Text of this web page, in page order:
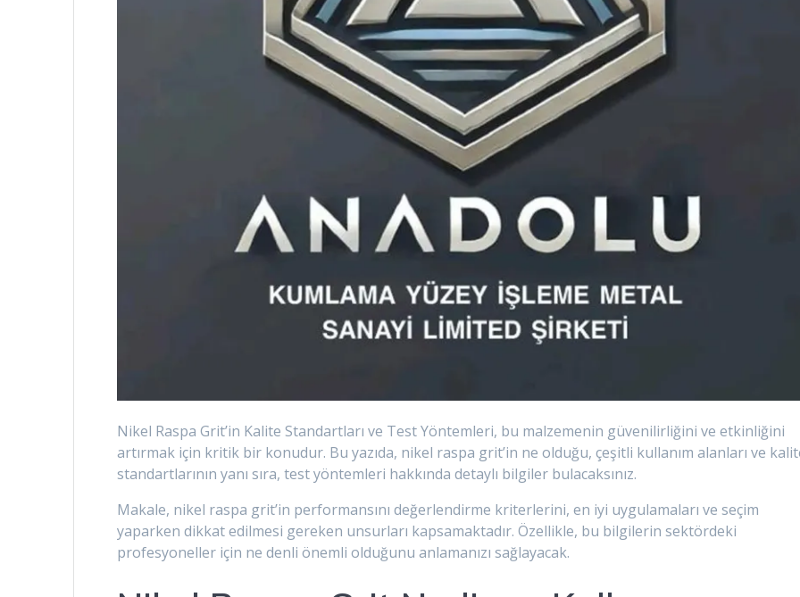
Nikel Raspa Grit’in Kalite Standartları ve Test Yöntemleri, bu malzemenin güvenilirliğini ve etkinliğini
artırmak için kritik bir konudur. Bu yazıda, nikel raspa grit’in ne olduğu, çeşitli kullanım alanları ve
standartlarının yanı sıra, test yöntemleri hakkında detaylı bilgiler bulacaksınız.
Makale, nikel raspa grit’in performansını değerlendirme kriterlerini, en iyi uygulamaları ve seçim
yaparken dikkat edilmesi gereken unsurları kapsamaktadır. Özellikle, bu bilgilerin sektördeki
profesyoneller için ne denli önemli olduğunu anlamanızı sağlayacak.